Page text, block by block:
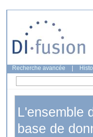
Recherche avancée
L'ensemble
base de